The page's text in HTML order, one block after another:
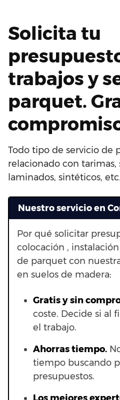
Solicita tu
trabajos y
parquet.
Todo tipo de servicio de
relacionado con tarimas,
laminados, sintéticos,
Nuestro servicio en
Por qué solicitar
colocación ,
de parquet con
en suelos de madera:
Gratis y sin
coste. Decide si al
el trabajo.
Ahorras tiempo.
tiempo buscando
presupuestos.